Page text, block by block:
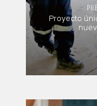
Proyecto